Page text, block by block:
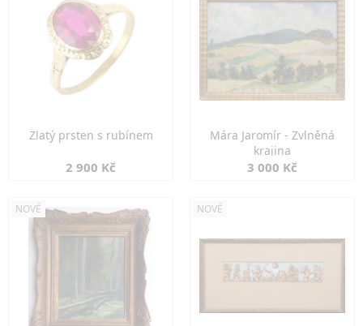
Zlatý prsten s rubínem
2 900 Kč
Mára Jaromír - Zvlněná
krajina
3 000 Kč
NOVÉ NOVÉ